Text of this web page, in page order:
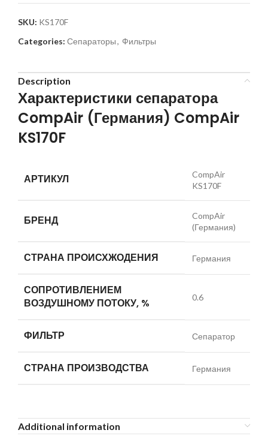
SKU: KS170F
Categories: Сепараторы, Фильтры
Description
Характеристики сепаратора
CompAir (Германия) CompAir
KS170F
АРТИКУЛ
CompAir
KS170F
БРЕНД
CompAir
(Германия)
СТРАНА ПРОИСХЖОДЕНИЯ Германия
СОПРОТИВЛЕНИЕМ
ВОЗДУШНОМУ ПОТОКУ, %
0.6
ФИЛЬТР Сепаратор
СТРАНА ПРОИЗВОДСТВА Германия
Additional information